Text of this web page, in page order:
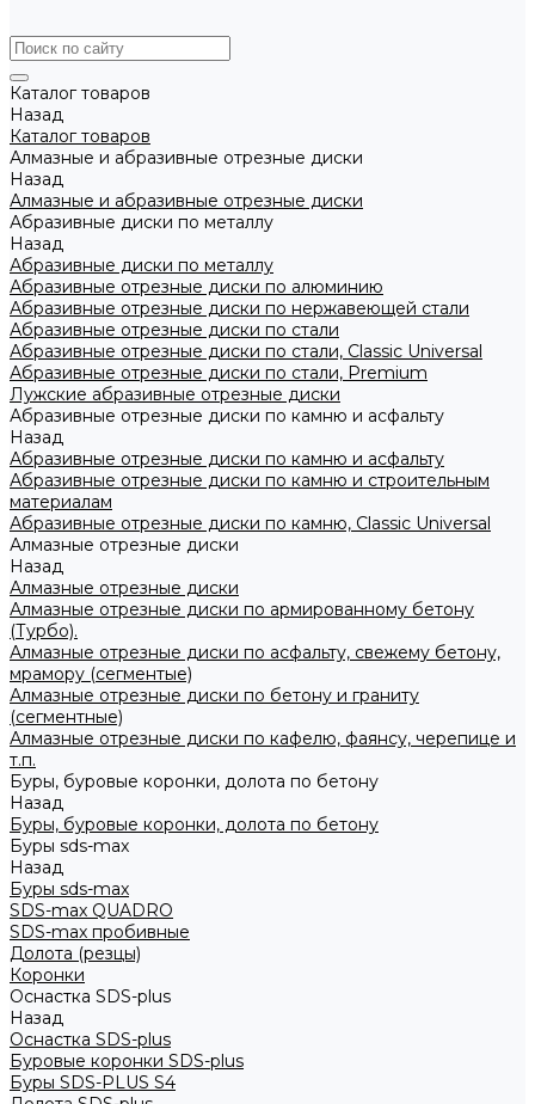
Каталог товаров
Назад
Каталог товаров
Алмазные и абразивные отрезные диски
Назад
Алмазные и абразивные отрезные диски
Абразивные диски по металлу
Назад
Абразивные диски по металлу
Абразивные отрезные диски по алюминию
Абразивные отрезные диски по нержавеющей стали
Абразивные отрезные диски по стали
Абразивные отрезные диски по стали, Classic Universal
Абразивные отрезные диски по стали, Premium
Лужские абразивные отрезные диски
Абразивные отрезные диски по камню и асфальту
Назад
Абразивные отрезные диски по камню и асфальту
Абразивные отрезные диски по камню и строительным
материалам
Абразивные отрезные диски по камню, Classic Universal
Алмазные отрезные диски
Назад
Алмазные отрезные диски
Алмазные отрезные диски по армированному бетону
(Турбо).
Алмазные отрезные диски по асфальту, свежему бетону,
мрамору (сегментые)
Алмазные отрезные диски по бетону и граниту
(сегментные)
Алмазные отрезные диски по кафелю, фаянсу, черепице и
т.п.
Буры, буровые коронки, долота по бетону
Назад
Буры, буровые коронки, долота по бетону
Буры sds-max
Назад
Буры sds-max
SDS-max QUADRO
SDS-max пробивные
Долота (резцы)
Коронки
Оснастка SDS-plus
Назад
Оснастка SDS-plus
Буровые коронки SDS-plus
Буры SDS-PLUS S4